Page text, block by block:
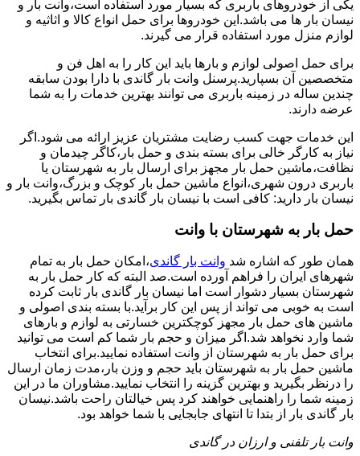
یکی از خودروهای باربری که بسیار مورد استفاده است،وانت بار و
نیسان بار ها می باشد.این خودروها برای حمل انواع کالا و اثاثیه و
لوازم منزل مورد استفاده قرار می گیرند.
برای حمل اصولی لوازم و بارها باید این کار را به اهل فن و
متخصصین آن بسپارید.پرسنل وانت بار گاندی با دارا بودن سابقه
چندین ساله در زمینه باربری می توانند بهترین خدمات را به شما
عرضه دارند.
این خدمات جهت کسب رضایت مشتریان عزیز ارائه می شود.اگر
نیاز به کارگر خالی برای بسته بندی و حمل بار،کاگر چیدمان و
نظافت،ماشین حمل بار مجهز برای ارسال بار به شهرستان یا
باربری درون شهری،انواع ماشین حمل بار کوچک و بزرگ،وانت بار و
نیسان بار دارید: کافی است با نیسان بار گاندی بار تماس بگیرید.
حمل بار به شهرستان با وانت
همان طور که اشاره شد وانت بار گاندی،امکان حمل بار به تمام
شهرهای ایران را فراهم آورده است.صد البته که کار حمل بار به
شهرستان بسیار دشوار است اما نیسان بار گاندی بار ثابت کرده
است به خوبی می تواند از پس این کار برآید.با بسته بندی اصولی و
ماشین های حمل بار مجهز کوچکترین خسارتی به لوازم و بارهای
شما وارد نخواهد شد.اگر میزان و حجم بار شما کم است می توانید
برای حمل بار به شهرستان از وانت استفاده نمایید.برای انتخاب
ماشین حمل بار به شهرستان باید حجم و وزن بار،مدت زمان ارسال
را درنظر بگیرید و بهترین گزینه را انتخاب نمایید.مشاوران ما در این
زمینه شما را راهنمایی خواهند کرد پس خیالتان راحت باشد.نیسان
بار گاندی بار از بتدا تا انتهای جابجایی با شما خواهد بود.
وانت بار تلفنی و ارزان در گاندی